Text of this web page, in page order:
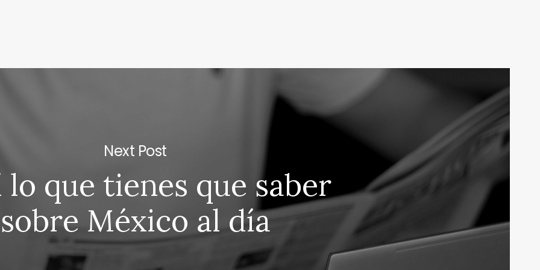
Next Post
lo que tienes que saber
sobre México al día